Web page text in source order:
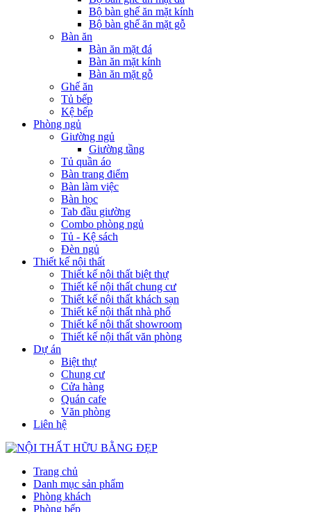
Bộ bàn ghế ăn mặt kính
Bộ bàn ghế ăn mặt gỗ
Bàn ăn
Bàn ăn mặt đá
Bàn ăn mặt kính
Bàn ăn mặt gỗ
Ghế ăn
Tủ bếp
Kệ bếp
Phòng ngủ
Giường ngủ
Giường tầng
Tủ quần áo
Bàn trang điểm
Bàn làm việc
Bàn học
Tab đầu giường
Combo phòng ngủ
Tủ - Kệ sách
Đèn ngủ
Thiết kế nội thất
Thiết kế nội thất biệt thự
Thiết kế nội thất chung cư
Thiết kế nội thất khách sạn
Thiết kế nội thất nhà phố
Thiết kế nội thất showroom
Thiết kế nội thất văn phòng
Dự án
Biệt thự
Chung cư
Cửa hàng
Quán cafe
Văn phòng
Liên hệ
Trang chủ
Danh mục sản phẩm
Phòng khách
Phòng bếp